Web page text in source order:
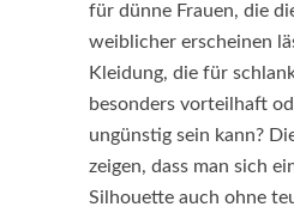
für dünne Frauen, die
weiblicher erscheinen
Kleidung, die für
besonders vorteilhaft
ungünstig sein kann?
zeigen, dass man sich
Silhouette auch ohne